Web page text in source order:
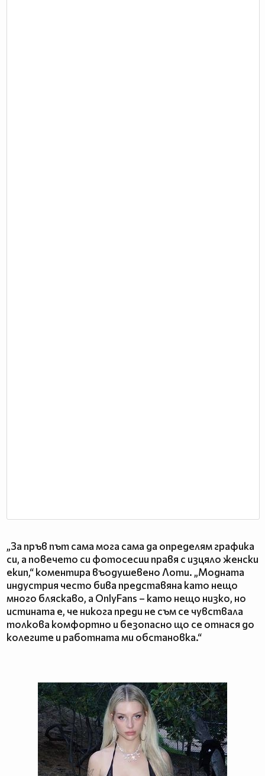
„За пръв път сама мога сама да определям графика
си, а повечето си фотосесии правя с изцяло женски
екип,“ коментира въодушевено Лоти. „Модната
индустрия често бива представяна като нещо
много бляскаво, а OnlyFans – като нещо низко, но
истината е, че никога преди не съм се чувствала
толкова комфортно и безопасно що се отнася до
колегите и работната ми обстановка.“